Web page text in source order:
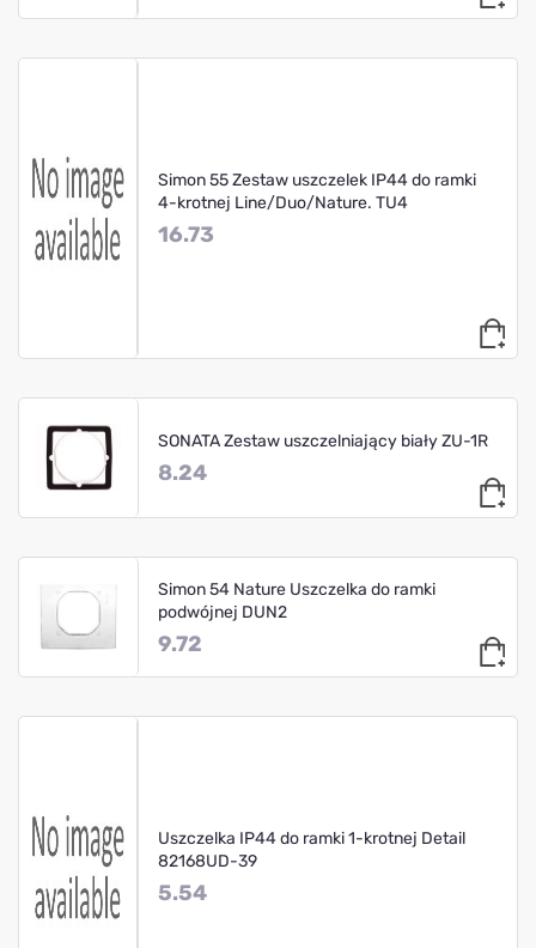
Simon 55 Zestaw uszczelek IP44 do ramki
4-krotnej Line/Duo/Nature. TU4
16.73
SONATA Zestaw uszczelniający biały ZU-1R
8.24
Simon 54 Nature Uszczelka do ramki
podwójnej DUN2
9.72
Uszczelka IP44 do ramki 1-krotnej Detail
82168UD-39
5.54